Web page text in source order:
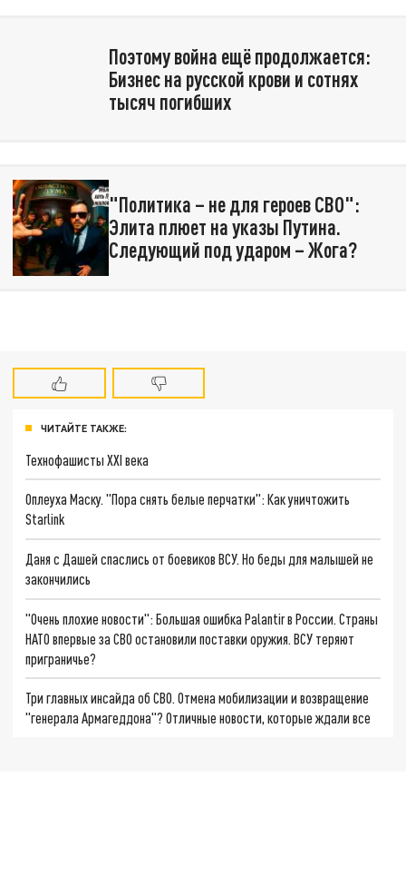
Поэтому война ещё продолжается:
Бизнес на русской крови и сотнях
тысяч погибших
"Политика – не для героев СВО":
Элита плюет на указы Путина.
Следующий под ударом – Жога?
ЧИТАЙТЕ ТАКЖЕ:
Технофашисты XXI века
Оплеуха Маску. "Пора снять белые перчатки": Как уничтожить
Starlink
Даня с Дашей спаслись от боевиков ВСУ. Но беды для малышей не
закончились
"Очень плохие новости": Большая ошибка Palantir в России. Страны
НАТО впервые за СВО остановили поставки оружия. ВСУ теряют
приграничье?
Три главных инсайда об СВО. Отмена мобилизации и возвращение
"генерала Армагеддона"? Отличные новости, которые ждали все